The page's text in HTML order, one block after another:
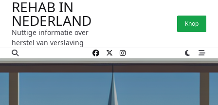
naar
inhoud
REHAB IN
NEDERLAND
Nuttige informatie over
herstel van verslaving
Knop